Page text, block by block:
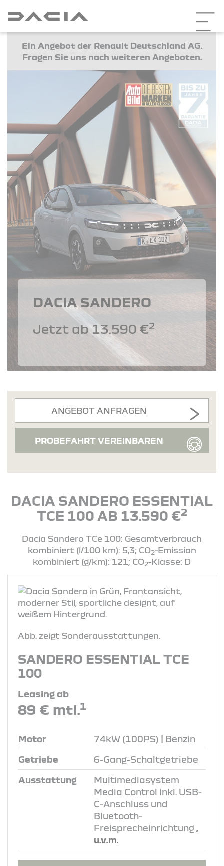
Ein Angebot der Renault Deutschland AG.
Fragen Sie uns nach weiteren Angeboten.
DACIA SANDERO
Jetzt ab 13.590 €2
ANGEBOT ANFRAGEN
PROBEFAHRT VEREINBAREN
DACIA SANDERO ESSENTIAL
TCE 100 AB 13.590 €2
Dacia Sandero TCe 100: Gesamtverbrauch
kombiniert (l/100 km): 5,3; CO2-Emission
kombiniert (g/km): 121; CO2-Klasse: D
Abb. zeigt Sonderausstattungen.
SANDERO ESSENTIAL TCE
100
Leasing ab
89 € mtl.1
Motor 74kW (100PS) | Benzin
Getriebe 6-Gang-Schaltgetriebe
Ausstattung
Multimediasystem
Media Control inkl. USB-
C-Anschluss und
Bluetooth-
Freisprecheinrichtung ,
u.v.m.